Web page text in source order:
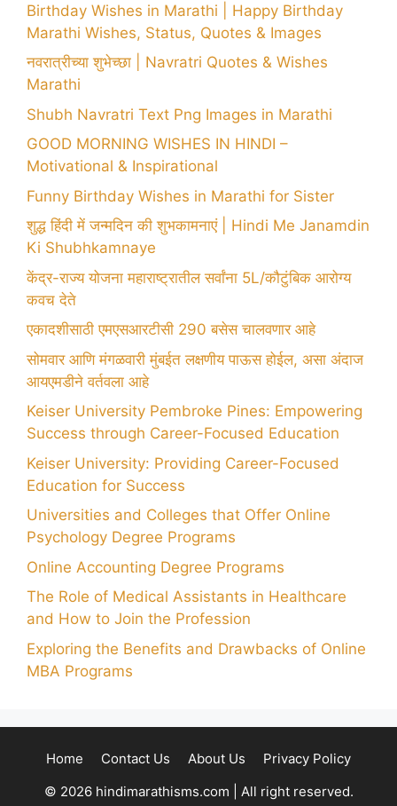
Birthday Wishes in Marathi | Happy Birthday
Marathi Wishes, Status, Quotes & Images
नवरात्रीच्या शुभेच्छा | Navratri Quotes & Wishes
Marathi
Shubh Navratri Text Png Images in Marathi
GOOD MORNING WISHES IN HINDI –
Motivational & Inspirational
Funny Birthday Wishes in Marathi for Sister
शुद्ध हिंदी में जन्मदिन की शुभकामनाएं | Hindi Me Janamdin
Ki Shubhkamnaye
केंद्र-राज्य योजना महाराष्ट्रातील सर्वांना 5L/कौटुंबिक आरोग्य
कवच देते
एकादशीसाठी एमएसआरटीसी 290 बसेस चालवणार आहे
सोमवार आणि मंगळवारी मुंबईत लक्षणीय पाऊस होईल, असा अंदाज
आयएमडीने वर्तवला आहे
Keiser University Pembroke Pines: Empowering
Success through Career-Focused Education
Keiser University: Providing Career-Focused
Education for Success
Universities and Colleges that Offer Online
Psychology Degree Programs
Online Accounting Degree Programs
The Role of Medical Assistants in Healthcare
and How to Join the Profession
Exploring the Benefits and Drawbacks of Online
MBA Programs
Home Contact Us About Us
Privacy Policy
© 2026 hindimarathisms.com | All right reserved.